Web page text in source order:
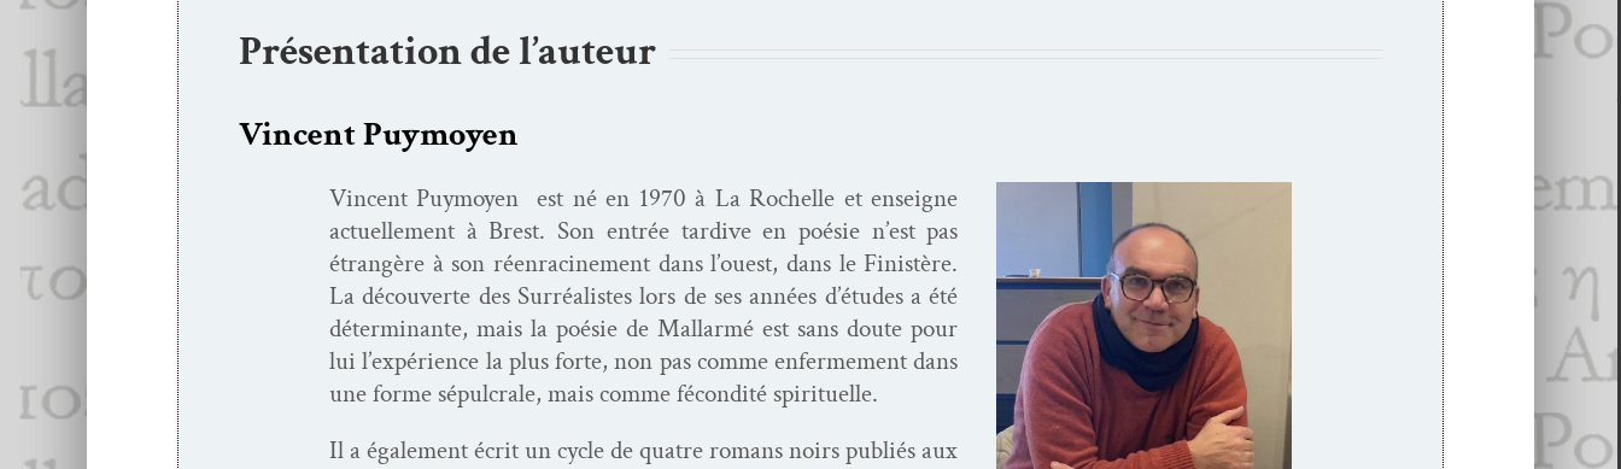
Présentation de l’auteur
Vincent Puymoyen
Vin­cent Puy­moyen est né en 1970 à La Rochelle et enseigne
actuelle­ment à Brest. Son entrée tar­dive en poésie n’est pas
étrangère à son réen­racin­e­ment dans l’ouest, dans le Fin­istère.
La décou­verte des Sur­réal­istes lors de ses années d’études a été
déter­mi­nante, mais la poésie de Mal­lar­mé est sans doute pour
lui l’expérience la plus forte, non pas comme enfer­me­ment dans
une forme sépul­crale, mais comme fécon­dité spirituelle.
Il a égale­ment écrit un cycle de qua­tre romans noirs pub­liés aux